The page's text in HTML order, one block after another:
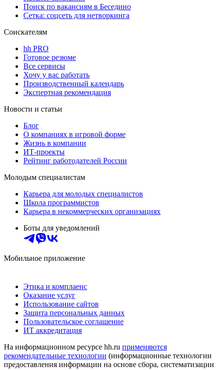
Поиск по вакансиям в Беседино
Сетка: соцсеть для нетворкинга
Соискателям
hh PRO
Готовое резюме
Все сервисы
Хочу у вас работать
Производственный календарь
Экспертная рекомендация
Новости и статьи
Блог
О компаниях в игровой форме
Жизнь в компании
ИТ-проекты
Рейтинг работодателей России
Молодым специалистам
Карьера для молодых специалистов
Школа программистов
Карьера в некоммерческих организациях
Боты для уведомлений
Мобильное приложение
Этика и комплаенс
Оказание услуг
Использование сайтов
Защита персональных данных
Пользовательское соглашение
ИТ аккредитация
На информационном ресурсе hh.ru применяются
рекомендательные технологии (информационные технологии
предоставления информации на основе сбора, систематизации